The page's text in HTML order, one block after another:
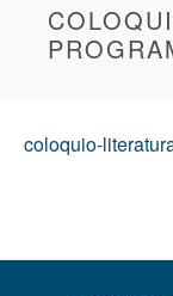
coloquio-